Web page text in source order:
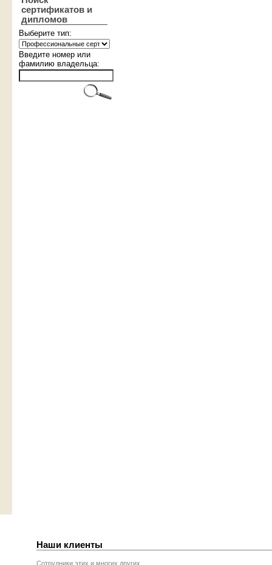
сертификатов и
дипломов
Выберите тип:
Введите номер или
фамилию владельца:
Наши клиенты
Сотрудники этих и многих других